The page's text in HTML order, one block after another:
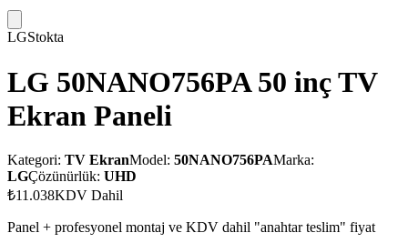
LGStokta
LG 50NANO756PA 50 inç TV
Ekran Paneli
Kategori: TV EkranModel: 50NANO756PAMarka:
LGÇözünürlük: UHD
₺11.038KDV Dahil
Panel + profesyonel montaj ve KDV dahil "anahtar teslim" fiyat